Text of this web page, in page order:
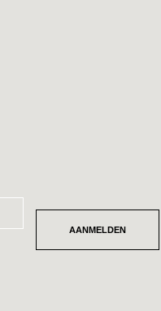
AANMELDEN